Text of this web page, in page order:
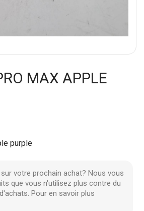
MAX APPLE
purple
votre prochain achat? Nous vous
que vous n'utilisez plus contre du
Pour en savoir plus